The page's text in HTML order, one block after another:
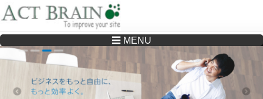
Drupalサイトの制作・保守をどこに頼んでいいか分からない方へ…まずはご相談く
☰ MENU